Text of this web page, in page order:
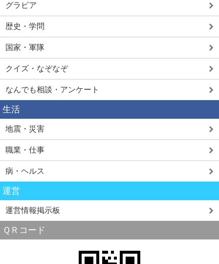
グラビア
歴史・学問
国家・軍隊
クイズ・なぞなぞ
なんでも相談・アンケート
生活
地震・災害
職業・仕事
病・ヘルス
運営
運営情報掲示板
ＱＲコード